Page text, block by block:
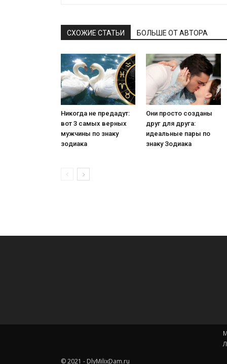
СХОЖИЕ СТАТЬИ БОЛЬШЕ ОТ АВТОРА
Никогда не предадут:
вот 3 самых верных
мужчины по знаку
зодиака
Они просто созданы
друг для друга:
идеальные пары по
знаку Зодиака
© 2021 - DlyMilixDam.ru